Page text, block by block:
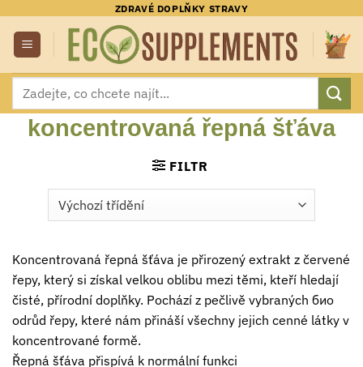
obsah
ZDRAVÉ DOPLŇKY STRAVY
Hledat:
koncentrovaná řepná šťáva
FILTR
Koncentrovaná řepná šťáva je přirozený extrakt z červené
řepy, který si získal velkou oblibu mezi těmi, kteří hledají
čisté, přírodní doplňky. Pochází z pečlivě vybraných био
odrůd řepy, které nám přináší všechny jejich cenné látky v
koncentrované formě.
Řepná šťáva přispívá k normální funkci